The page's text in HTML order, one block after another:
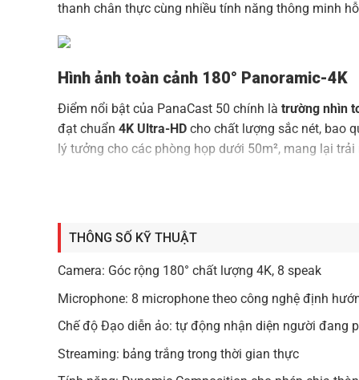
thanh chân thực cùng nhiều tính năng thông minh
Hình ảnh toàn cảnh 180° Panoramic-4K
Điểm nổi bật của PanaCast 50 chính làtrường nhìn
đạt chuẩn4K Ultra-HD cho chất lượng sắc nét, bao
lý tưởng cho các phòng họp dưới 50m², mang lại
Âm thanh rõ ràng với 8 micro định
đang phát biểu. Nhờ đó, mọi thông tin đều được
Tính năng AI thông minh hỗ trợ cuộc họp
Jabra PanaCast 50 tích hợp chế độ Đạo diễn ảo
THÔNG SỐ KỸ THUẬT
Camera: Góc rộng 180° chất lượng 4K, 8 speak
Microphone: 8 microphone theo công nghệ định
Chế độ Đạo diễn ảo: tự động nhận diện người đang
Streaming: bảng trắng trong thời gian thực